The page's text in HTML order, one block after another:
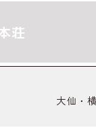
荘
大仙・